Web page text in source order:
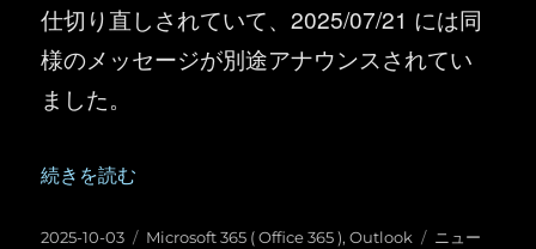
仕切り直しされていて、2025/07/21 には同
様のメッセージが別途アナウンスされてい
ました。
“Outlook ：ニュースレター機能が登場” の
続きを読む
投
2025-10-03
カ
Microsoft 365 ( Office 365 ),Outlook
タ
ニュー